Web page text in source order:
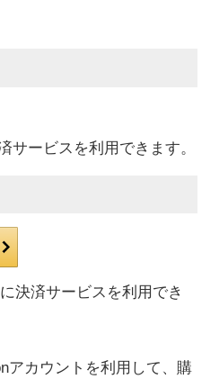
サービスを利用できます。
決済サービスを利用でき
アカウントを利用して、購